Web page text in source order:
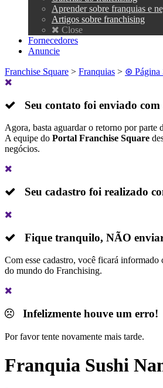
Aprender sobre franquias e
Artigos sobre franchising
Close
Fornecedores
Anuncie
Franchise Square > Franquias > ⊛ Página
Seu contato foi enviado com
Agora, basta aguardar o retorno por parte
A equipe do Portal Franchise Square
negócios.
Seu cadastro foi realizado
Fique tranquilo, NÃO
Com esse cadastro, você ficará informado
do mundo do Franchising.
Infelizmente houve um erro!
Por favor tente novamente mais tarde.
Franquia Sushi